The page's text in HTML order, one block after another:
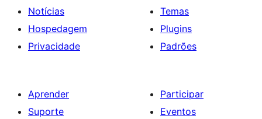
Notícias
Hospedagem
Privacidade
Temas
Plugins
Padrões
Aprender
Suporte
Participar
Eventos